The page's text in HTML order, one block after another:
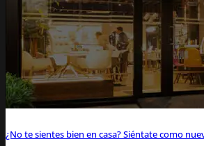
¿No te sientes bien en casa? Siéntate como